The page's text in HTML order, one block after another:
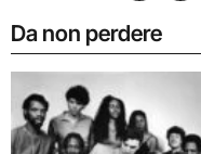
Da non perdere